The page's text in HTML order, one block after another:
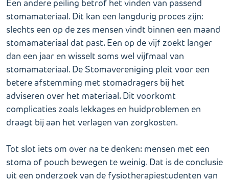
Een andere peiling betrof het vinden van passend
stomamateriaal. Dit kan een langdurig proces zijn:
slechts een op de zes mensen vindt binnen een maand
stomamateriaal dat past. Een op de vijf zoekt langer
dan een jaar en wisselt soms wel vijfmaal van
stomamateriaal. De Stomavereniging pleit voor een
betere afstemming met stomadragers bij het
adviseren over het materiaal. Dit voorkomt
complicaties zoals lekkages en huidproblemen en
draagt bij aan het verlagen van zorgkosten.
Tot slot iets om over na te denken: mensen met een
stoma of pouch bewegen te weinig. Dat is de conclusie
uit een onderzoek van de fysiotherapiestudenten van